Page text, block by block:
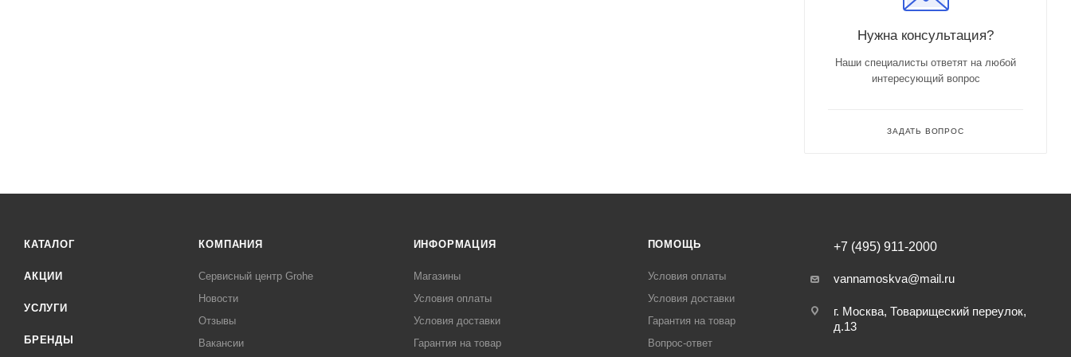
Нужна консультация?
Наши специалисты ответят на любой
интересующий вопрос
ЗАДАТЬ ВОПРОС
КАТАЛОГ
АКЦИИ
УСЛУГИ
БРЕНДЫ
КОМПАНИЯ
Сервисный центр Grohe
Новости
Отзывы
Вакансии
ИНФОРМАЦИЯ
Магазины
Условия оплаты
Условия доставки
Гарантия на товар
ПОМОЩЬ
Условия оплаты
Условия доставки
Гарантия на товар
Вопрос-ответ
+7 (495) 911-2000
vannamoskva@mail.ru
г. Москва, Товарищеский переулок,
д.13